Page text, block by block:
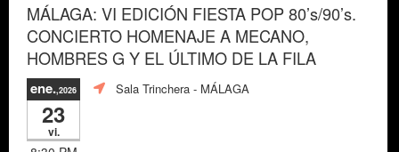
MÁLAGA: VI EDICIÓN FIESTA POP 80’s/90’s.
CONCIERTO HOMENAJE A MECANO,
HOMBRES G Y EL ÚLTIMO DE LA FILA
ene.,2026
23
vi.
Sala Trinchera - MÁLAGA